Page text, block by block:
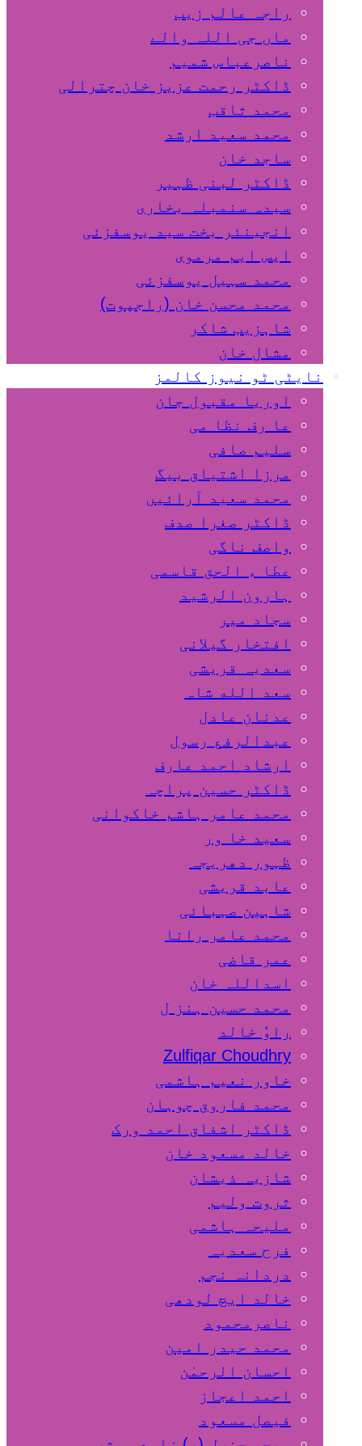
راجہ عالم زیب
ماں جی اللہ والے
ناصرعباس شمیم
ڈاکٹر رحمت عزیز خان چترالی
محمد ثاقب
محمد سعید ارشد
ساجد خان
ڈاکٹر لبنی ظہیر
سیدہ سنمبلہ بخاری
انجینئر بخت سید یوسفزئی
ایس ایم مرموی
محمد سہیل یوسفزئی
محمد محسن خان (راجپوت)
شاہزیب شاکر
مشال خان
نایٹی ٹو نیوز کالمز
اوریا مقبول جان
عا رف نظا می
سلیم صافی
مرزا اشتیاق بیگ
محمد سعید آرائیں
ڈاکٹر صغرا صدف
واصف ناگی
عطا ء الحق قاسمی
ہارون الرشید
سجاد میر
افتخار گیلانی
سعدیہ قریشی
سعد الله شاہ
عدنان عادل
عبدالرفع رسول
ارشاد احمد عارف
ڈاکٹر حسین پراچہ
محمد عامر ہاشم خاکوانی
سعید خا ور
ظہور دھریجہ
عابد قریشی
شاہین صہبائی
محمد عامر رانا
عمر قاضی
اسداللہ خان
محمد حسین ہنز ل
راوٗ خالد
Zulfiqar Choudhry
خاور نعیم ہاشمی
محمد فاروق چوہان
ڈاکٹر اشفاق احمد ورک
خالد مسعود خان
شازیہ ذیشان
ثروت ولیم
ملیحہ ہاشمی
فرح سعدیہ
دردانہ نجم
خالد ایچ لودھی
ناصرمحمود
محمد حیدر امین
احسان الرحمٰن
احمد اعجاز
فیصل مسعود